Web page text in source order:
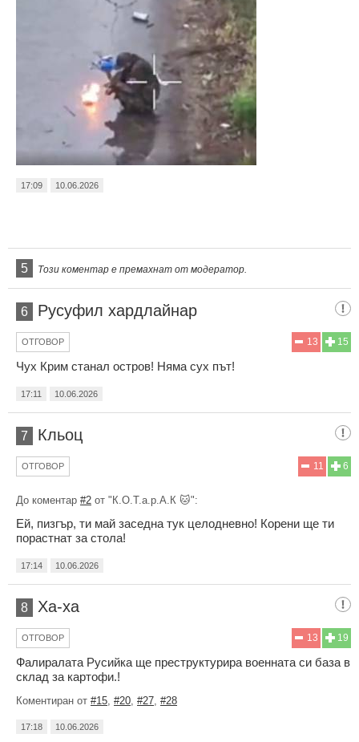
17:09 10.06.2026
5 Този коментар е премахнат от модератор.
6 Русуфил хардлайнaр
15
13
ОТГОВОР
Чух Крим станал остров! Няма сух път!
17:11 10.06.2026
7 Кльоц
6
11
ОТГОВОР
До коментар #2 от "К.О.Т.а.р.А.К 🐱":
Ей, пизгър, ти май заседна тук целодневно! Корени ще ти
порастнат за стола!
17:14 10.06.2026
8 Ха-ха
19
13
ОТГОВОР
Фалиралата Русийка ще преструктурира военната си база в
склад за картофи.!
Коментиран от #15 #20 #27 #28
17:18 10.06.2026